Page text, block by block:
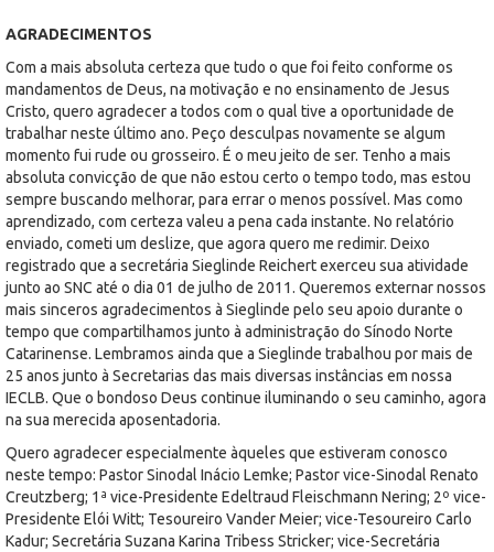
AGRADECIMENTOS
Com a mais absoluta certeza que tudo o que foi feito conforme os
mandamentos de Deus, na motivação e no ensinamento de Jesus
Cristo, quero agradecer a todos com o qual tive a oportunidade de
trabalhar neste último ano. Peço desculpas novamente se algum
momento fui rude ou grosseiro. É o meu jeito de ser. Tenho a mais
absoluta convicção de que não estou certo o tempo todo, mas estou
sempre buscando melhorar, para errar o menos possível. Mas como
aprendizado, com certeza valeu a pena cada instante. No relatório
enviado, cometi um deslize, que agora quero me redimir. Deixo
registrado que a secretária Sieglinde Reichert exerceu sua atividade
junto ao SNC até o dia 01 de julho de 2011. Queremos externar nossos
mais sinceros agradecimentos à Sieglinde pelo seu apoio durante o
tempo que compartilhamos junto à administração do Sínodo Norte
Catarinense. Lembramos ainda que a Sieglinde trabalhou por mais de
25 anos junto à Secretarias das mais diversas instâncias em nossa
IECLB. Que o bondoso Deus continue iluminando o seu caminho, agora
na sua merecida aposentadoria.
Quero agradecer especialmente àqueles que estiveram conosco
neste tempo: Pastor Sinodal Inácio Lemke; Pastor vice-Sinodal Renato
Creutzberg; 1ª vice-Presidente Edeltraud Fleischmann Nering; 2º vice-
Presidente Elói Witt; Tesoureiro Vander Meier; vice-Tesoureiro Carlo
Kadur; Secretária Suzana Karina Tribess Stricker; vice-Secretária